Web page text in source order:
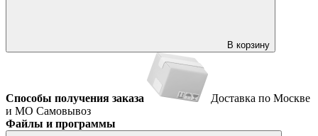
В корзину
Способы получения заказа
Доставка по Москве
и МО Самовывоз
Файлы и программы